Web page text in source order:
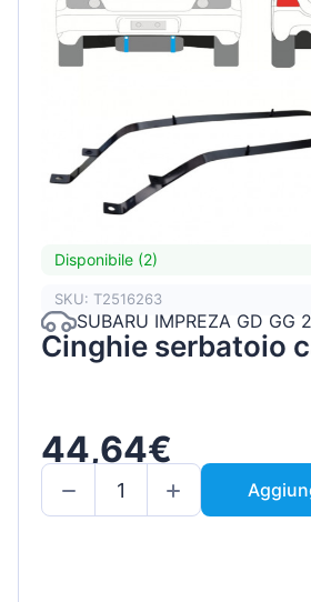
Disponibile (2)
SKU: T2516263
SUBARU IMPREZA GD GG
Cinghie serbatoio
44,64€